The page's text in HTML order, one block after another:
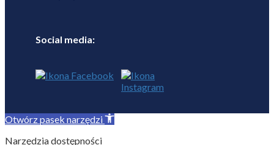
Social media:
Otwórz pasek narzędzi
Narzędzia dostępności